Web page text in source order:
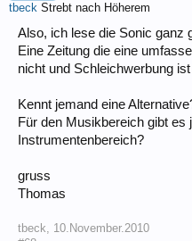
tbeck Strebt nach Höherem
Also, ich lese die Sonic ganz
Eine Zeitung die eine
nicht und Schleichwerbung
Kennt jemand eine
Für den Musikbereich gibt es
Instrumentenbereich?
gruss
Thomas
tbeck, 10.November.2010